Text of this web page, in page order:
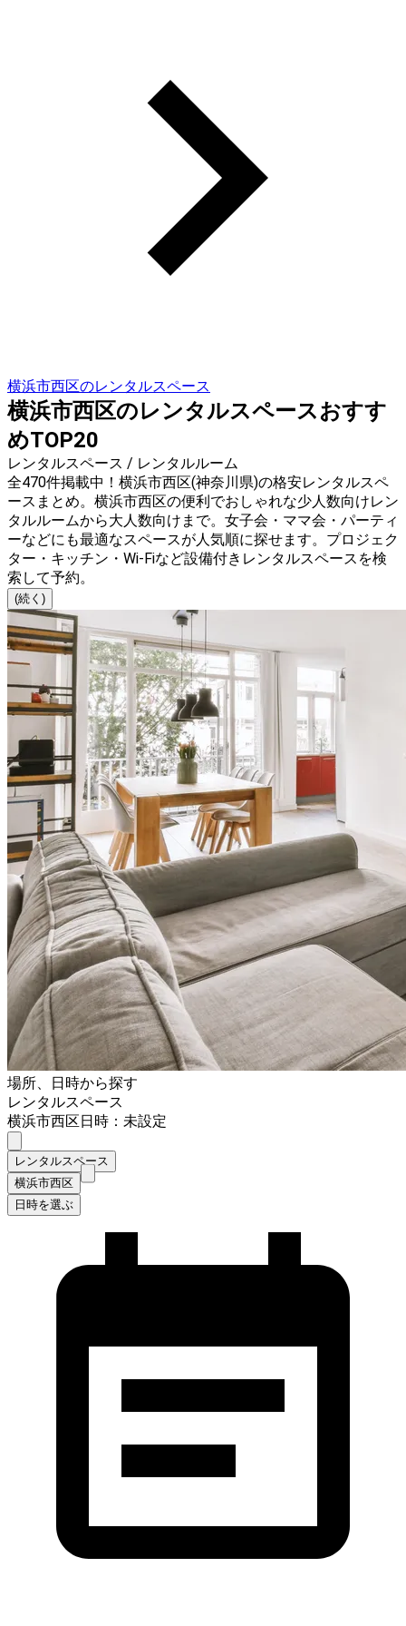
横浜市西区のレンタルスペース
横浜市西区のレンタルスペースおすす
めTOP20
レンタルスペース / レンタルルーム
全470件掲載中！横浜市西区(神奈川県)の格安レンタルスペ
ースまとめ。横浜市西区の便利でおしゃれな少人数向けレン
タルルームから大人数向けまで。女子会・ママ会・パーティ
ーなどにも最適なスペースが人気順に探せます。プロジェク
ター・キッチン・Wi-Fiなど設備付きレンタルスペースを検
索して予約。
(続く)
場所、日時から探す
レンタルスペース
横浜市西区日時：未設定
レンタルスペース
横浜市西区
日時を選ぶ